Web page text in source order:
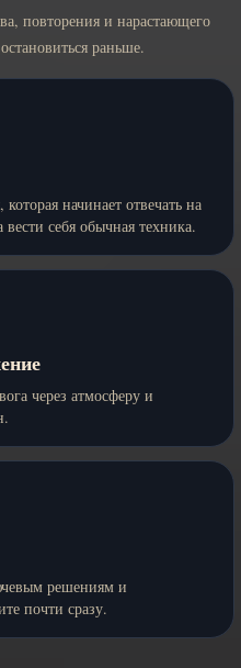
повторения и нарастающего
раньше.
начинает отвечать на
себя обычная техника.
через атмосферу и
решениям и
почти сразу.